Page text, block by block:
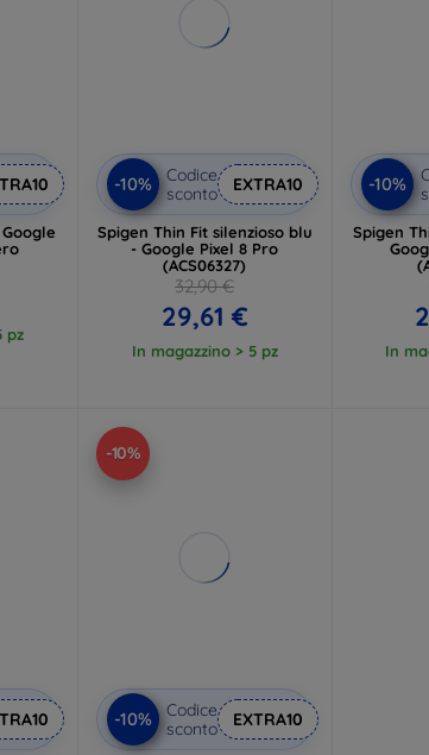
pz
-10%
Codice
sconto
EXTRA10
Spigen Thin Fit silenzioso blu
- Google Pixel 8 Pro
(ACS06327)
32,90 €
29,61 €
In magazzino > 5 pz
-10%
Spigen
In
-10%
-10%
Codice
sconto
EXTRA10